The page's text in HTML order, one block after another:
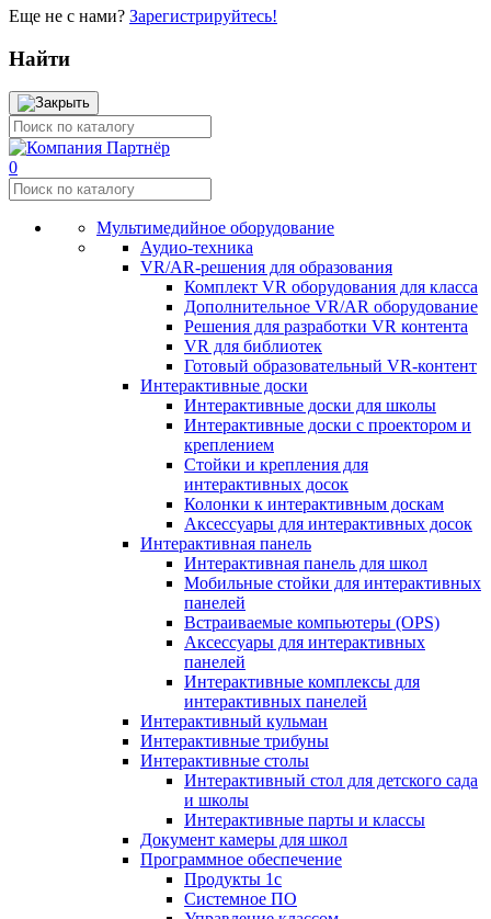
Еще не с нами? Зарегистрируйтесь!
Найти
0
Мультимедийное оборудование
Аудио-техника
VR/AR-решения для образования
Комплект VR оборудования для класса
Дополнительное VR/AR оборудование
Решения для разработки VR контента
VR для библиотек
Готовый образовательный VR-контент
Интерактивные доски
Интерактивные доски для школы
Интерактивные доски с проектором и
креплением
Стойки и крепления для
интерактивных досок
Колонки к интерактивным доскам
Аксессуары для интерактивных досок
Интерактивная панель
Интерактивная панель для школ
Мобильные стойки для интерактивных
панелей
Встраиваемые компьютеры (OPS)
Аксессуары для интерактивных
панелей
Интерактивные комплексы для
интерактивных панелей
Интерактивный кульман
Интерактивные трибуны
Интерактивные столы
Интерактивный стол для детского сада
и школы
Интерактивные парты и классы
Документ камеры для школ
Программное обеспечение
Продукты 1с
Системное ПО